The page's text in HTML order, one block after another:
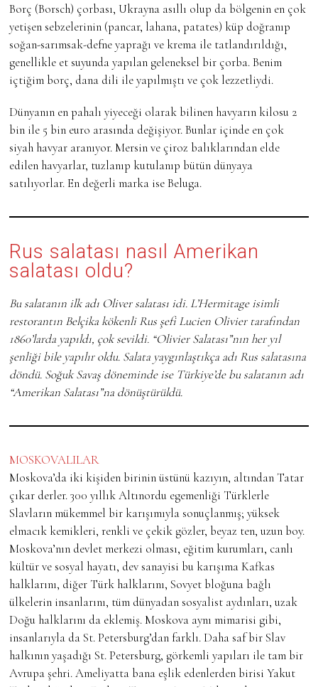
Borç (Borsch) çorbası, Ukrayna asıllı olup da bölgenin en çok
yetişen sebzelerinin (pancar, lahana, patates) küp doğranıp
soğan-sarımsak-defne yaprağı ve krema ile tatlandırıldığı,
genellikle et suyunda yapılan geleneksel bir çorba. Benim
içtiğim borç, dana dili ile yapılmıştı ve çok lezzetliydi.
Dünyanın en pahalı yiyeceği olarak bilinen havyarın kilosu 2
bin ile 5 bin euro arasında değişiyor. Bunlar içinde en çok
siyah havyar aranıyor. Mersin ve çiroz balıklarından elde
edilen havyarlar, tuzlanıp kutulanıp bütün dünyaya
satılıyorlar. En değerli marka ise Beluga.
Rus salatası nasıl Amerikan
salatası oldu?
Bu salatanın ilk adı Oliver salatası idi. L’Hermitage isimli
restorantın Belçika kökenli Rus şefi Lucien Olivier tarafından
1860’larda yapıldı, çok sevildi. “Olivier Salatası”nın her yıl
şenliği bile yapılır oldu. Salata yaygınlaştıkça adı Rus salatasına
döndü. Soğuk Savaş döneminde ise Türkiye’de bu salatanın adı
“Amerikan Salatası”na dönüştürüldü.
MOSKOVALILAR
Moskova’da iki kişiden birinin üstünü kazıyın, altından Tatar
çıkar derler. 300 yıllık Altınordu egemenliği Türklerle
Slavların mükemmel bir karışımıyla sonuçlanmış; yüksek
elmacık kemikleri, renkli ve çekik gözler, beyaz ten, uzun boy.
Moskova’nın devlet merkezi olması, eğitim kurumları, canlı
kültür ve sosyal hayatı, dev sanayisi bu karışıma Kafkas
halklarını, diğer Türk halklarını, Sovyet bloğuna bağlı
ülkelerin insanlarını, tüm dünyadan sosyalist aydınları, uzak
Doğu halklarını da eklemiş. Moskova aynı mimarisi gibi,
insanlarıyla da St. Petersburg’dan farklı. Daha saf bir Slav
halkının yaşadığı St. Petersburg, görkemli yapıları ile tam bir
Avrupa şehri. Ameliyatta bana eşlik edenlerden birisi Yakut